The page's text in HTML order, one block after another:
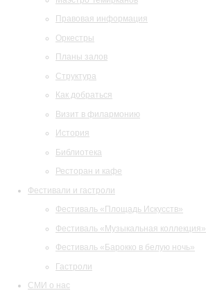
Правовая информация
Оркестры
Планы залов
Структура
Как добраться
Визит в филармонию
История
Библиотека
Ресторан и кафе
Фестивали и гастроли
Фестиваль «Площадь Искусств»
Фестиваль «Музыкальная коллекция»
Фестиваль «Барокко в белую ночь»
Гастроли
СМИ о нас